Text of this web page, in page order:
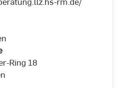
Ring 18